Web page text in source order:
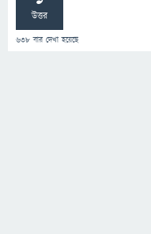
উত্তর
638 বার দেখা হয়েছে